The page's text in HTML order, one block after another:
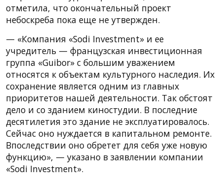
отметила, что окончательный проект
небоскреба пока еще не утвержден.
— «Компания «Sodi Investment» и ее
учредитель — французская инвестиционная
группа «Guibor» с большим уважением
относятся к объектам культурного наследия. Их
сохранение является одним из главных
приоритетов нашей деятельности. Так обстоят
дело и со зданием киностудии. В последние
десятилетия это здание не эксплуатировалось.
Сейчас оно нуждается в капитальном ремонте.
Впоследствии оно обретет для себя уже новую
функцию», — указано в заявлении компании
«Sodi Investment».